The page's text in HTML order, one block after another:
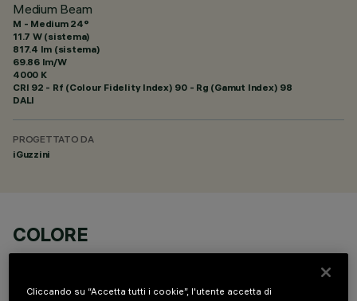
Medium Beam
M - Medium 24°
11.7 W (sistema)
817.4 lm (sistema)
69.86 lm/W
4000 K
CRI 92 - Rf (Colour Fidelity Index) 90 - Rg (Gamut Index) 98
DALI
PROGETTATO DA
iGuzzini
COLORE
Cliccando su “Accetta tutti i cookie”, l'utente accetta di